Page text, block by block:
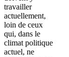
travailler
actuellement,
loin de ceux
qui, dans le
climat politique
actuel, ne